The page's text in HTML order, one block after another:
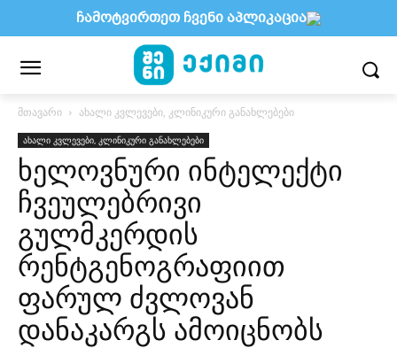
მთავარი ახალი კვლევები, კლინიკური განახლებები
ახალი კვლევები, კლინიკური განახლებები
ხელოვნური ინტელექტი
ჩვეულებრივი
გულმკერდის
რენტგენოგრაფიით
ფარულ ძვლოვან
დანაკარგს ამოიცნობს
ჩამოტვირთეთ ჩვენი აპლიკაცია